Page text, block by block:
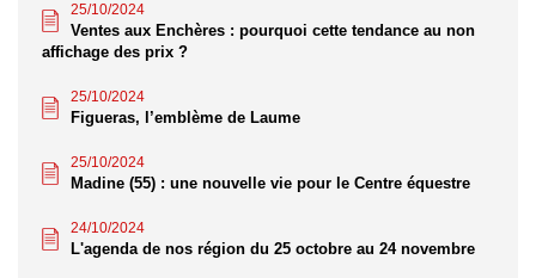
25/10/2024
Ventes aux Enchères : pourquoi cette tendance au non
affichage des prix ?
25/10/2024
Figueras, l’emblème de Laume
25/10/2024
Madine (55) : une nouvelle vie pour le Centre équestre
24/10/2024
L'agenda de nos région du 25 octobre au 24 novembre